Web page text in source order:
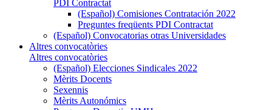
PDI Contractat
(Español) Comisiones Contratación 2022
Preguntes freqüents PDI Contractat
(Español) Convocatorias otras Universidades
Altres convocatòries
Altres convocatòries
(Español) Elecciones Sindicales 2022
Mèrits Docents
Sexennis
Mèrits Autonómics